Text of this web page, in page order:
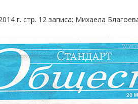
г. стр. 12 записа: Михаела